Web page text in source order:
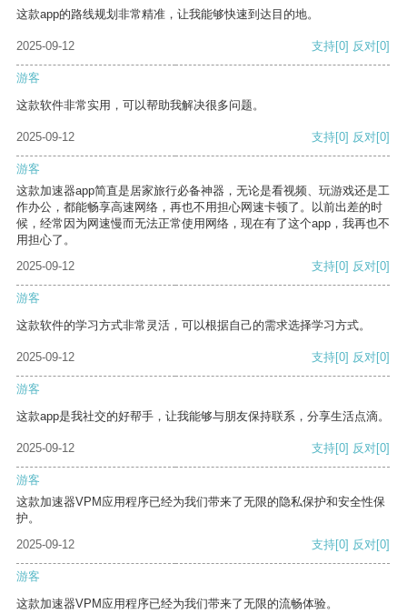
这款app的路线规划非常精准，让我能够快速到达目的地。
2025-09-12 支持[0] 反对[0]
游客
这款软件非常实用，可以帮助我解决很多问题。
2025-09-12 支持[0] 反对[0]
游客
这款加速器app简直是居家旅行必备神器，无论是看视频、玩游戏还是工
作办公，都能畅享高速网络，再也不用担心网速卡顿了。以前出差的时
候，经常因为网速慢而无法正常使用网络，现在有了这个app，我再也不
用担心了。
2025-09-12
支持[0] 反对[0]
游客
这款软件的学习方式非常灵活，可以根据自己的需求选择学习方式。
2025-09-12 支持[0] 反对[0]
游客
这款app是我社交的好帮手，让我能够与朋友保持联系，分享生活点滴。
2025-09-12 支持[0] 反对[0]
游客
这款加速器VPM应用程序已经为我们带来了无限的隐私保护和安全性保
护。
2025-09-12
支持[0] 反对[0]
游客
这款加速器VPM应用程序已经为我们带来了无限的流畅体验。